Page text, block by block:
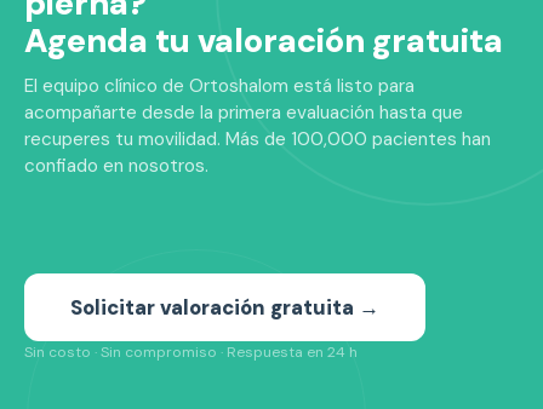
Agenda tu valoración gratuita
El equipo clínico de Ortoshalom está listo para
acompañarte desde la primera evaluación hasta que
recuperes tu movilidad. Más de 100,000 pacientes han
confiado en nosotros.
Solicitar valoración gratuita →
Sin costo · Sin compromiso · Respuesta en 24 h